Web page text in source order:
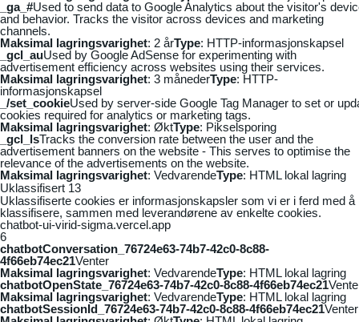
_ga_#Used to send data to Google Analytics about the visitor's
and behavior. Tracks the visitor across devices and marketing
channels.
Maksimal lagringsvarighet: 2 årType: HTTP-informasjonskapsel
_gcl_auUsed by Google AdSense for experimenting with
advertisement efficiency across websites using their services.
Maksimal lagringsvarighet: 3 månederType: HTTP-
informasjonskapsel
_/set_cookieUsed by server-side Google Tag Manager to set or
cookies required for analytics or marketing tags.
Maksimal lagringsvarighet: ØktType: Pikselsporing
_gcl_lsTracks the conversion rate between the user and the
advertisement banners on the website - This serves to optimise the
relevance of the advertisements on the website.
Maksimal lagringsvarighet: VedvarendeType: HTML lokal lagring
Uklassifisert 13
Uklassifiserte cookies er informasjonskapsler som vi er i ferd med å
klassifisere, sammen med leverandørene av enkelte cookies.
chatbot-ui-virid-sigma.vercel.app
6
chatbotConversation_76724e63-74b7-42c0-8c88-
4f66eb74ec21Venter
Maksimal lagringsvarighet: VedvarendeType: HTML lokal lagring
chatbotOpenState_76724e63-74b7-42c0-8c88-4f66eb74ec21
Maksimal lagringsvarighet: VedvarendeType: HTML lokal lagring
chatbotSessionId_76724e63-74b7-42c0-8c88-4f66eb74ec21Venter